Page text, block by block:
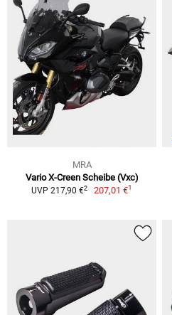
MRA
Vario X-Creen Scheibe (Vxc)
UVP 217,90 €2 207,01 €1